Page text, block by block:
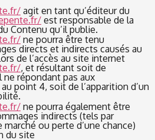
agit en tant qu’éditeur du
est responsable de la
Contenu qu’il publie.
ne pourra être tenu
directs et indirects causés au
de l’accès au site internet
, et résultant soit de
ne répondant pas aux
point 4, soit de l’apparition d’un
ne pourra également être
indirects (tels par
ou perte d’une chance)
du site